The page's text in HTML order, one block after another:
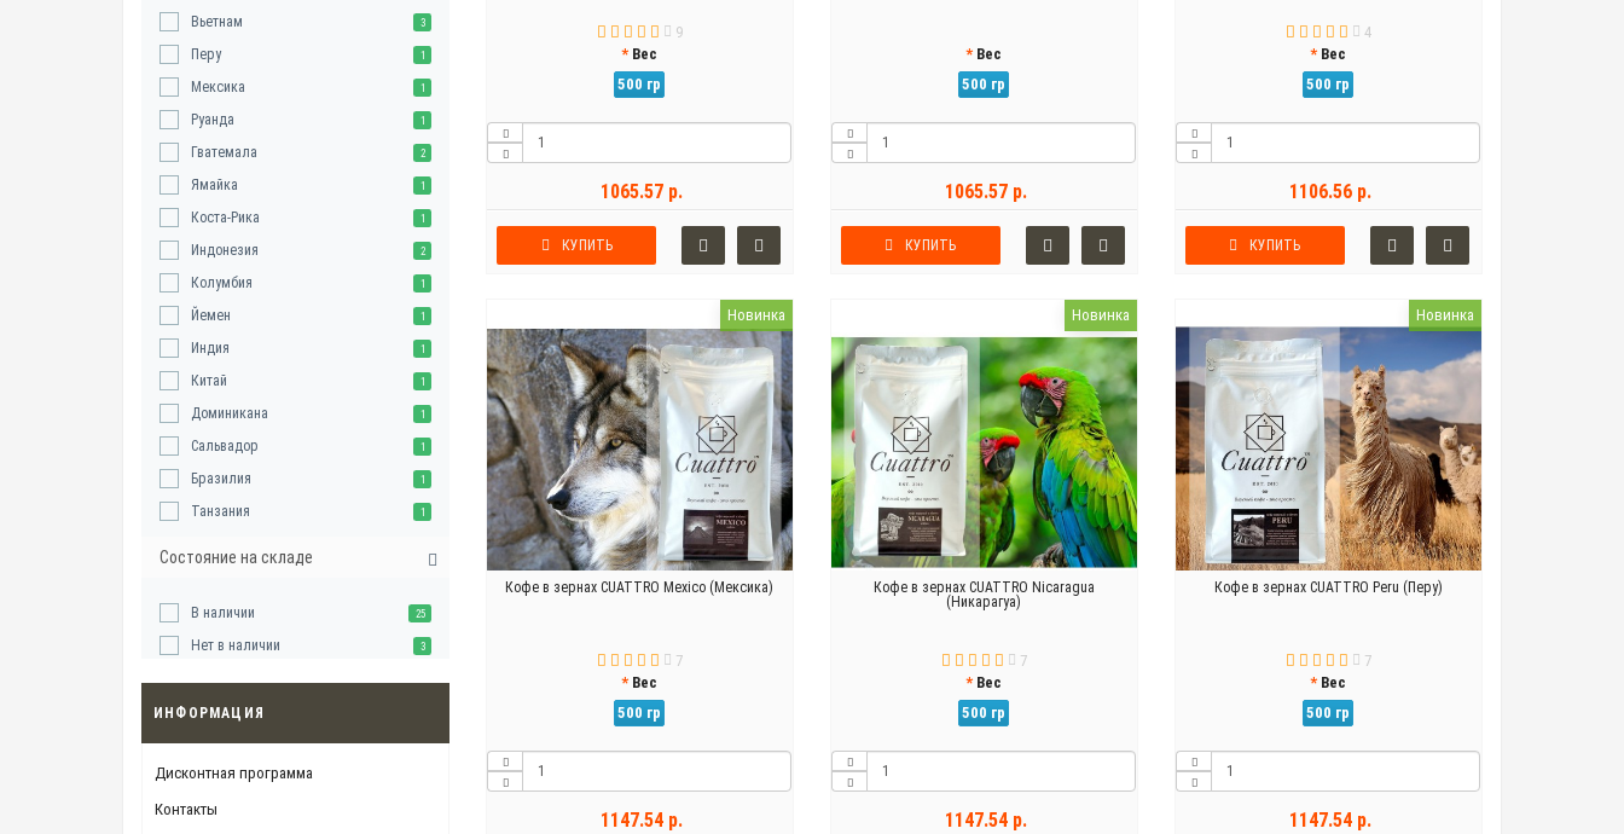
Вьетнам 3
Перу 1
Мексика 1
Руанда 1
Гватемала 2
Ямайка 1
Коста-Рика 1
Индонезия 2
Колумбия 1
Йемен 1
Индия 1
Китай 1
Доминикана 1
Сальвадор 1
Бразилия 1
Танзания 1
Состояние на складе
В наличии 25
Нет в наличии 3
ИНФОРМАЦИЯ
Дисконтная программа
Контакты
9
Вес
500 гр
1065.57 р.
КУПИТЬ
Вес
500 гр
1065.57 р.
КУПИТЬ
4
Вес
500 гр
1106.56 р.
КУПИТЬ
Новинка
Кофе в зернах CUATTRO Mexico (Мексика)
7
Вес
500 гр
1147.54 р.
Новинка
Кофе в зернах CUATTRO Nicaragua
(Никарагуа)
7
Вес
500 гр
1147.54 р.
Новинка
Кофе в зернах CUATTRO Peru (Перу)
7
Вес
500 гр
1147.54 р.